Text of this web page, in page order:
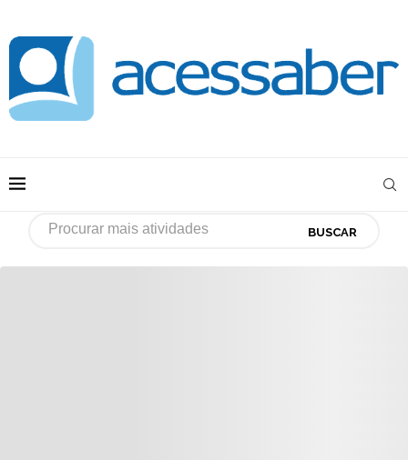
BUSCAR